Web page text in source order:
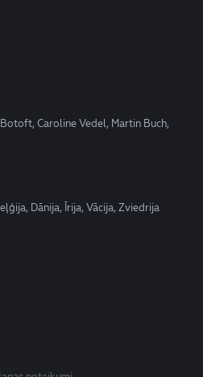
Caroline Vedel, Martin Buch,
Dānija, Īrija, Vācija, Zviedrija